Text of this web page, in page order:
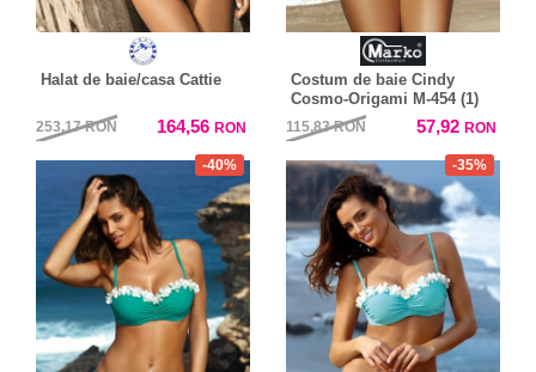
Halat de baie/casa Cattie
253,17RON 164,56 RON
Costum de baie Cindy
Cosmo-Origami M-454 (1)
115,83RON 57,92 RON
-40% -35%